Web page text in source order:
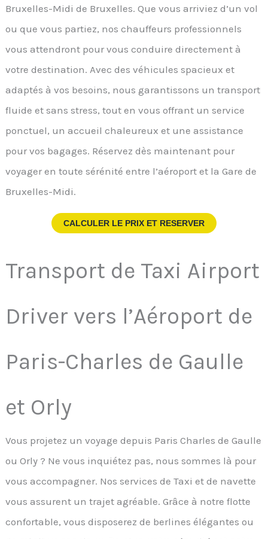
Bruxelles-Midi de Bruxelles. Que vous arriviez d’un vol
ou que vous partiez, nos chauffeurs professionnels
vous attendront pour vous conduire directement à
votre destination. Avec des véhicules spacieux et
adaptés à vos besoins, nous garantissons un transport
fluide et sans stress, tout en vous offrant un service
ponctuel, un accueil chaleureux et une assistance
pour vos bagages. Réservez dès maintenant pour
voyager en toute sérénité entre l’aéroport et la Gare de
Bruxelles-Midi.
CALCULER LE PRIX ET RESERVER
Transport de Taxi Airport
Driver vers l’Aéroport de
Paris-Charles de Gaulle
et Orly
Vous projetez un voyage depuis Paris Charles de Gaulle
ou Orly ? Ne vous inquiétez pas, nous sommes là pour
vous accompagner. Nos services de Taxi et de navette
vous assurent un trajet agréable. Grâce à notre flotte
confortable, vous disposerez de berlines élégantes ou